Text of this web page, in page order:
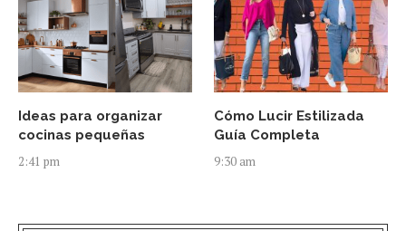
Ideas para organizar
cocinas pequeñas
2:41 pm
Cómo Lucir Estilizada
Guía Completa
9:30 am